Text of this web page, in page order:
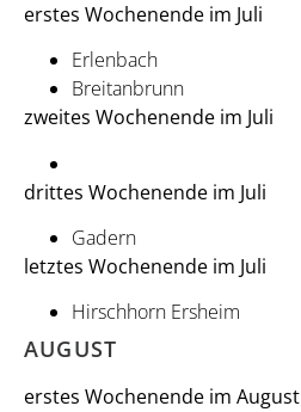
erstes Wochenende im Juli
Erlenbach
Breitanbrunn
zweites Wochenende im Juli
drittes Wochenende im Juli
Gadern
letztes Wochenende im Juli
Hirschhorn Ersheim
AUGUST
erstes Wochenende im August